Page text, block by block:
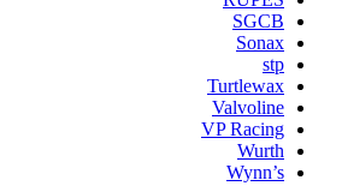
SGCB
Sonax
stp
Turtlewax
Valvoline
VP Racing
Wurth
Wynn’s